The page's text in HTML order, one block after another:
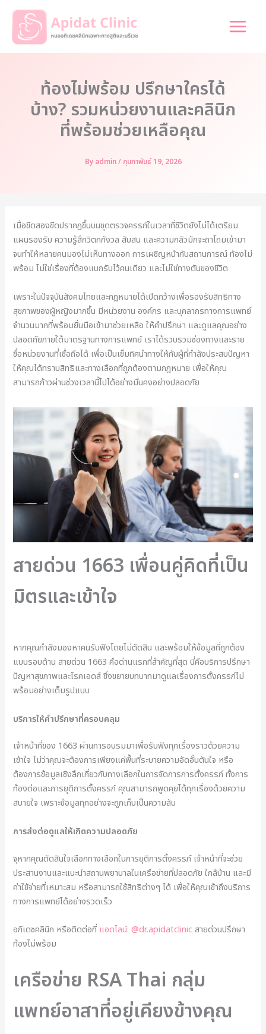
content
ท้องไม่พร้อม ปรึกษาใครได้
บ้าง? รวมหน่วยงานและคลินิก
ที่พร้อมช่วยเหลือคุณ
By admin/ กุมภาพันธ์ 19, 2026
เมื่อขีดสองขีดปรากฏขึ้นบนชุดตรวจครรภ์ในเวลาที่ชีวิตยังไม่ได้เตรียม
แผนรองรับ ความรู้สึกวิตกกังวล สับสน และความกลัวมักจะถาโถมเข้ามา
จนทำให้หลายคนมองไม่เห็นทางออก การเผชิญหน้ากับสถานการณ์ ท้องไม่
พร้อม ไม่ใช่เรื่องที่ต้องแบกรับไว้คนเดียว และไม่ใช่ทางตันของชีวิต
เพราะในปัจจุบันสังคมไทยและกฎหมายได้เปิดกว้างเพื่อรองรับสิทธิทาง
สุขภาพของผู้หญิงมากขึ้น มีหน่วยงาน องค์กร และบุคลากรทางการแพทย์
จำนวนมากที่พร้อมยื่นมือเข้ามาช่วยเหลือ ให้คำปรึกษา และดูแลคุณอย่าง
ปลอดภัยภายใต้มาตรฐานทางการแพทย์ เราได้รวบรวมช่องทางและราย
ชื่อหน่วยงานที่เชื่อถือได้ เพื่อเป็นเข็มทิศนำทางให้กับผู้ที่กำลังประสบปัญหา
ให้คุณได้ทราบสิทธิและทางเลือกที่ถูกต้องตามกฎหมาย เพื่อให้คุณ
สามารถก้าวผ่านช่วงเวลานี้ไปได้อย่างมั่นคงอย่างปลอดภัย
สายด่วน 1663 เพื่อนคู่คิดที่เป็น
มิตรและเข้าใจ
หากคุณกำลังมองหาคนรับฟังโดยไม่ตัดสิน และพร้อมให้ข้อมูลที่ถูกต้อง
แบบรอบด้าน สายด่วน 1663 คือด่านแรกที่สำคัญที่สุด นี่คือบริการปรึกษา
ปัญหาสุขภาพและโรคเอดส์ ซึ่งขยายบทบาทมาดูแลเรื่องการตั้งครรภ์ไม่
พร้อมอย่างเต็มรูปแบบ
บริการให้คำปรึกษาที่ครอบคลุม
เจ้าหน้าที่ของ 1663 ผ่านการอบรมมาเพื่อรับฟังทุกเรื่องราวด้วยความ
เข้าใจ ไม่ว่าคุณจะต้องการเพียงแค่พื้นที่ระบายความอัดอั้นตันใจ หรือ
ต้องการข้อมูลเชิงลึกเกี่ยวกับทางเลือกในการจัดการการตั้งครรภ์ ทั้งการ
ท้องต่อและการยุติการตั้งครรภ์ คุณสามารถพูดคุยได้ทุกเรื่องด้วยความ
สบายใจ เพราะข้อมูลทุกอย่างจะถูกเก็บเป็นความลับ
การส่งต่อดูแลให้เกิดความปลอดภัย
จุหากคุณตัดสินใจเลือกทางเลือกในการยุติการตั้งครรภ์ เจ้าหน้าที่จะช่วย
ประสานงานและแนะนำสถานพยาบาลในเครือข่ายที่ปลอดภัย ใกล้บ้าน และมี
ค่าใช้จ่ายที่เหมาะสม หรือสามารถใช้สิทธิต่างๆ ได้ เพื่อให้คุณเข้าถึงบริการ
ทางการแพทย์ได้อย่างรวดเร็ว
อภิเดชคลินิก หรือติดต่อที่ แอดไลน์: @dr.apidatclinic สายด่วนปรึกษา
ท้องไม่พร้อม
เครือข่าย RSA Thai กลุ่ม
แพทย์อาสาที่อยู่เคียงข้างคุณ